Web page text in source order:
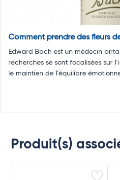
Comment prendre des fleurs
Edward Bach est un médecin
recherches se sont focalisées sur
le maintien de l’équilibre
Produit(s)